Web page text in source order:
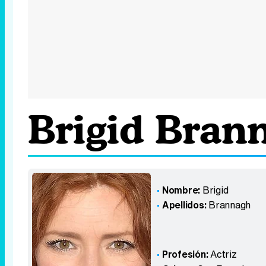
Brigid
Nombre: Brigid
Apellidos:Brannagh
Profesión:Actriz